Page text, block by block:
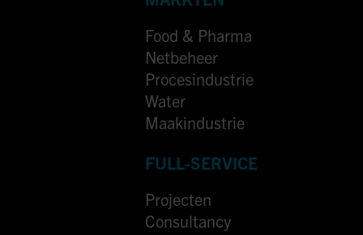
Food & Pharma
Netbeheer
Procesindustrie
Water
Maakindustrie
FULL-SERVICE
Projecten
Consultancy